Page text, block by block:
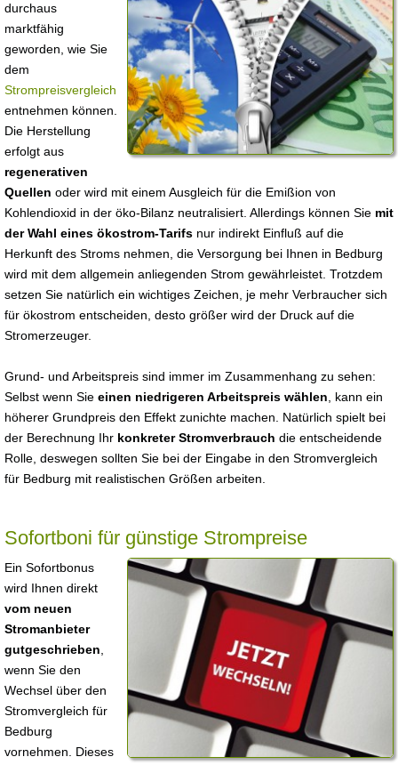
durchaus
marktfähig
geworden, wie Sie
dem
Strompreisvergleich
entnehmen können.
Die Herstellung
erfolgt aus
regenerativen
Quellen oder wird mit einem Ausgleich für die Emißion von
Kohlendioxid in der öko-Bilanz neutralisiert. Allerdings können Sie mit
der Wahl eines ökostrom-Tarifs nur indirekt Einfluß auf die
Herkunft des Stroms nehmen, die Versorgung bei Ihnen in Bedburg
wird mit dem allgemein anliegenden Strom gewährleistet. Trotzdem
setzen Sie natürlich ein wichtiges Zeichen, je mehr Verbraucher sich
für ökostrom entscheiden, desto größer wird der Druck auf die
Stromerzeuger.
Grund- und Arbeitspreis sind immer im Zusammenhang zu sehen:
Selbst wenn Sie einen niedrigeren Arbeitspreis wählen , kann ein
höherer Grundpreis den Effekt zunichte machen. Natürlich spielt bei
der Berechnung Ihr konkreter Stromverbrauch die entscheidende
Rolle, deswegen sollten Sie bei der Eingabe in den Stromvergleich
für Bedburg mit realistischen Größen arbeiten.
Sofortboni für günstige Strompreise
Ein Sofortbonus
wird Ihnen direkt
vom neuen
Stromanbieter
gutgeschrieben
wenn Sie den
Wechsel über den
Stromvergleich für
Bedburg
vornehmen. Dieses